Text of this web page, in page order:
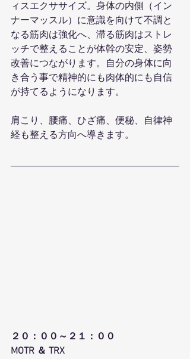
ィスエクササイズ。身体の内側（イン
ナーマッスル）に意識を向けて不調と
なる筋肉は強化へ、滞る筋肉はストレ
ッチで整えることが体幹の安定、姿勢
改善につながります。自分の身体に向
き合う事で精神的にも肉体的にも自信
が持てるようになります。
肩こり、腰痛、ひざ痛、便秘、自律神
経も整える方向へ導きます。
２０：００～２１：００
MOTR ＆ TRX